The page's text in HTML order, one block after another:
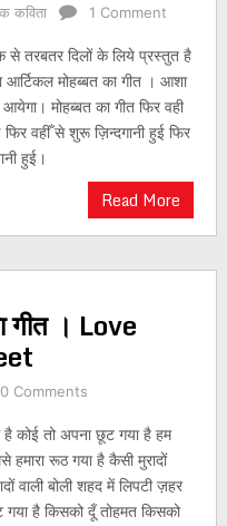
कविता 1 Comment
से तरबतर दिलों के लिये प्रस्तुत है
आर्टिकल मोहब्बत का गीत । आशा
मोहब्बत का गीत फिर वही
वहीँ से शुरू ज़िन्दगानी हुई फिर
हुई।
Read More
गीत । Love
0 Comments
है कोई तो अपना छूट गया है हम
हमारा रूठ गया है कैसी मुरादों
वाली बोली शहद में लिपटी ज़हर
गया है किसको दूँ तोहमत किसको